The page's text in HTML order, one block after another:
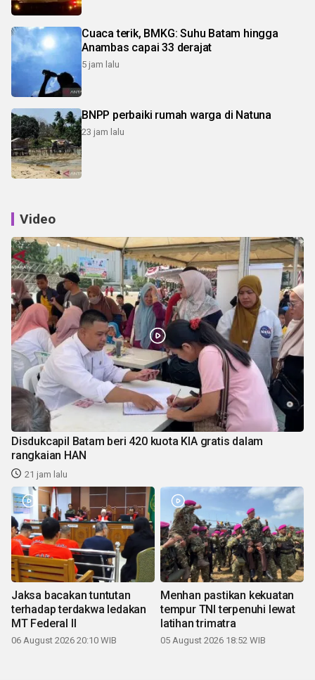
Cuaca terik, BMKG: Suhu Batam hingga
Anambas capai 33 derajat
5 jam lalu
BNPP perbaiki rumah warga di Natuna
23 jam lalu
Video
Disdukcapil Batam beri 420 kuota KIA gratis dalam
rangkaian HAN
21 jam lalu
Jaksa bacakan tuntutan
terhadap terdakwa ledakan
MT Federal II
06 August 2026 20:10 WIB
Menhan pastikan kekuatan
tempur TNI terpenuhi lewat
latihan trimatra
05 August 2026 18:52 WIB